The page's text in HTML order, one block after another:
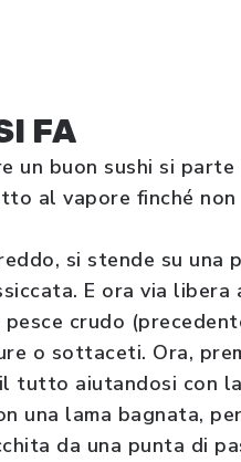
FA
un buon sushi si
al vapore finché
si stende su una
E ora via
pesce crudo
o sottaceti. Ora,
tutto aiutandosi con
una lama bagnata,
da una punta di